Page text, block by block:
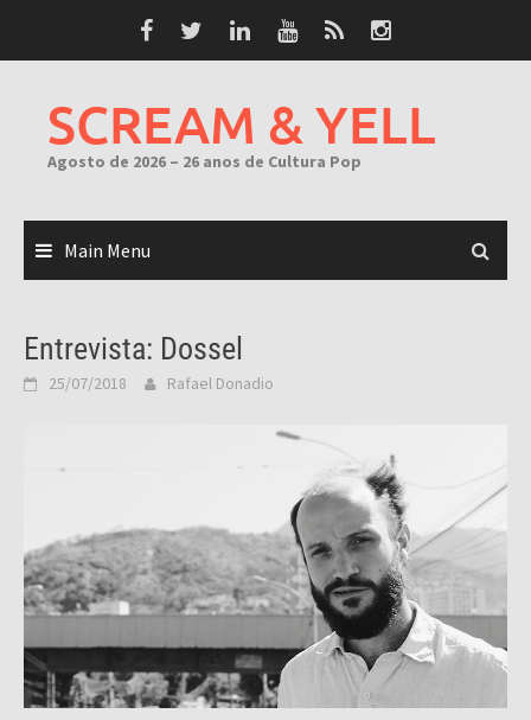
SCREAM & YELL
Agosto de 2026 – 26 anos de Cultura Pop
Main Menu
Entrevista: Dossel
25/07/2018 Rafael Donadio